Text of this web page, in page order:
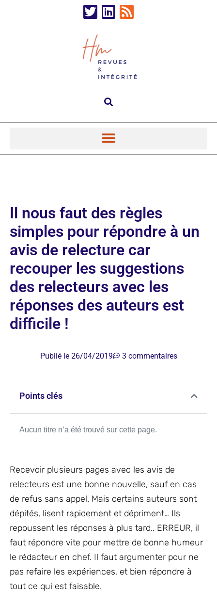
Il nous faut des règles
simples pour répondre à un
avis de relecture car
recouper les suggestions
des relecteurs avec les
réponses des auteurs est
difficile !
Publié le 26/04/2019 3 commentaires
Points clés
Aucun titre n’a été trouvé sur cette page.
Recevoir plusieurs pages avec les avis de
relecteurs est une bonne nouvelle, sauf en cas
de refus sans appel. Mais certains auteurs sont
dépités, lisent rapidement et dépriment… Ils
repoussent les réponses à plus tard.. ERREUR, il
faut répondre vite pour mettre de bonne humeur
le rédacteur en chef. Il faut argumenter pour ne
pas refaire les expériences, et bien répondre à
tout ce qui est faisable.